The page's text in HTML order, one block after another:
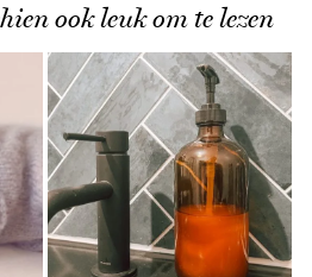
ook leuk om te lezen